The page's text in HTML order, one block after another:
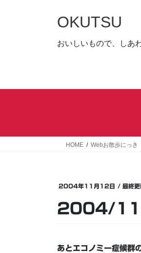
キ
に
OKUTSU
おいしいもので、しあ
HOME Webお散歩にっき
2004年11月12日 / 最終更
2004/
あとエコノミー症候群